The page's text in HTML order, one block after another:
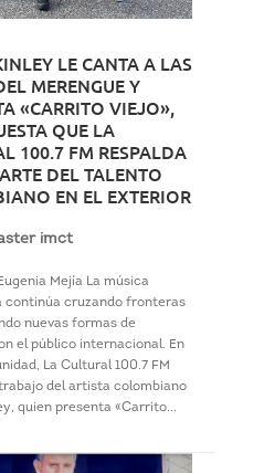
LE CANTA A LAS
MERENGUE Y
«CARRITO VIEJO»,
QUE LA
100.7 FM RESPALDA
DEL TALENTO
EN EL EXTERIOR
imct
Mejía La música
continúa cruzando fronteras
nuevas formas de
el público internacional. En
La Cultural 100.7 FM
del artista colombiano
quien presenta «Carrito...